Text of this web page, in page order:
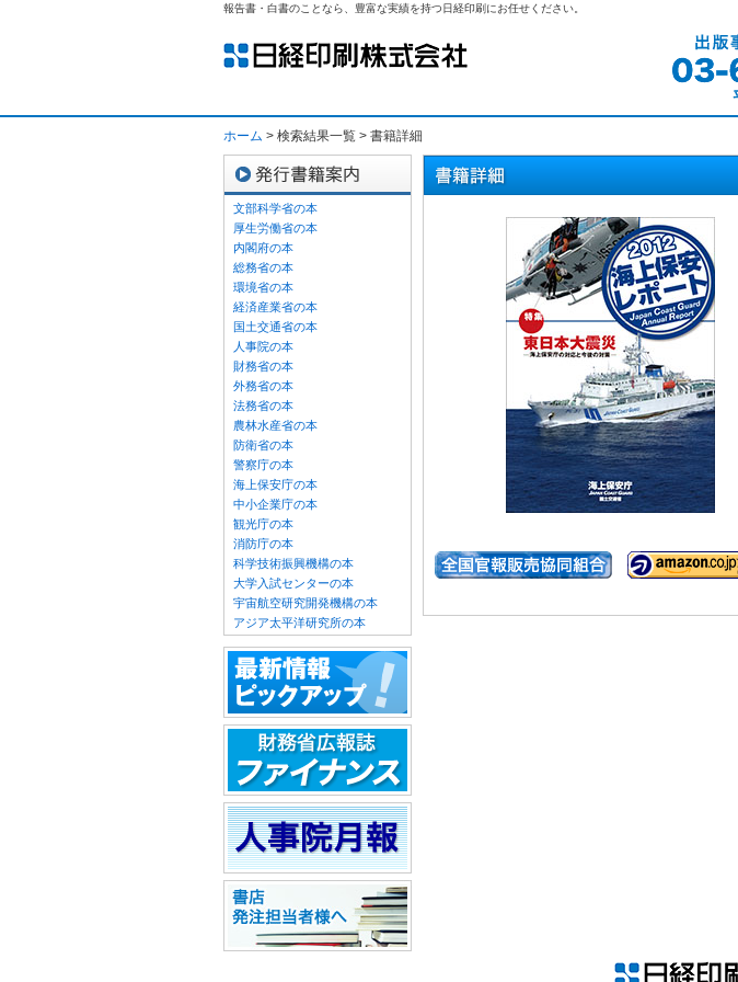
報告書・白書のことなら、豊富な実績を持つ日経印刷にお任せください。
ホーム > 検索結果一覧 > 書籍詳細
文部科学省の本
厚生労働省の本
内閣府の本
総務省の本
環境省の本
経済産業省の本
国土交通省の本
人事院の本
財務省の本
外務省の本
法務省の本
農林水産省の本
防衛省の本
警察庁の本
海上保安庁の本
中小企業庁の本
観光庁の本
消防庁の本
科学技術振興機構の本
大学入試センターの本
宇宙航空研究開発機構の本
アジア太平洋研究所の本